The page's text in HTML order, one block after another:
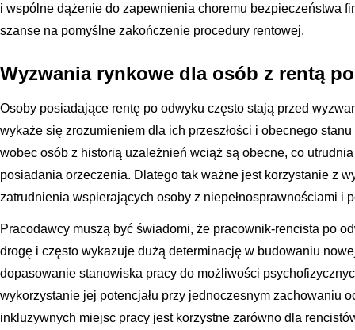
i wspólne dążenie do zapewnienia choremu bezpieczeństwa
szanse na pomyślne zakończenie procedury rentowej.
Wyzwania rynkowe dla osób z rentą
Osoby posiadające rentę po odwyku często stają przed
wykaże się zrozumieniem dla ich przeszłości i obecnego
wobec osób z historią uzależnień wciąż są obecne, co
posiadania orzeczenia. Dlatego tak ważne jest korzystanie z
zatrudnienia wspierających osoby z niepełnosprawnościami i
Pracodawcy muszą być świadomi, że pracownik-rencista po
drogę i często wykazuje dużą determinację w budowaniu
dopasowanie stanowiska pracy do możliwości
wykorzystanie jej potencjału przy jednoczesnym zachowaniu
inkluzywnych miejsc pracy jest korzystne zarówno dla